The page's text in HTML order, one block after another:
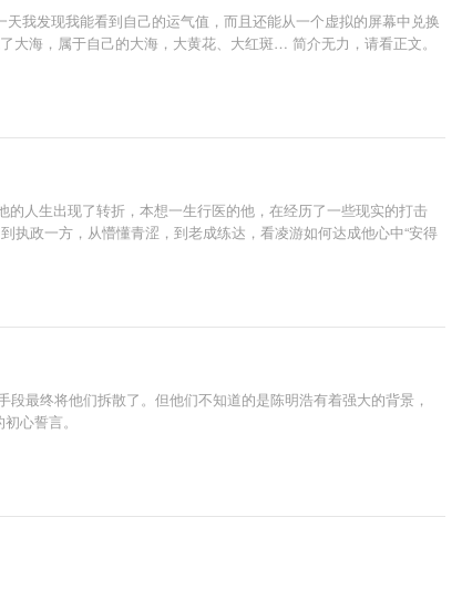
我发现我能看到自己的运气值，而且还能从一个虚拟的屏幕中兑换
海，属于自己的大海，大黄花、大红斑… 简介无力，请看正文。
人生出现了转折，本想一生行医的他，在经历了一些现实的打击
政一方，从懵懂青涩，到老成练达，看凌游如何达成他心中“安得
最终将他们拆散了。但他们不知道的是陈明浩有着强大的背景，
心誓言。